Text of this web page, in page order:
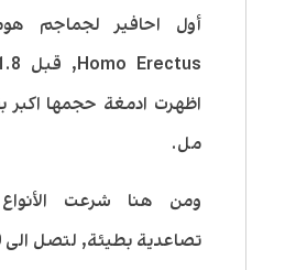
أول احافير لجماجم
مل.
ومن هنا شرعت